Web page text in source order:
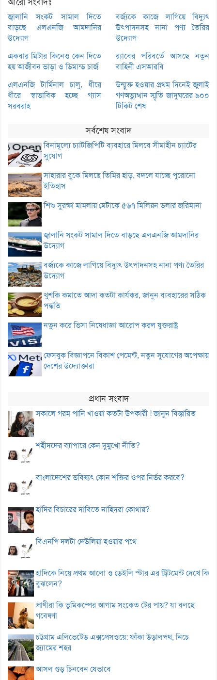
জ্বালানি সংকট সামাল দিতে
বাড়ছে এলএনজি আমদানির
উদ্যোগ
বর্জ্যকে কাজে লাগিয়ে বিদ্যুৎ
উৎপাদনসহ নানা পণ্য তৈরির
উদ্যোগ
একবার মিটার কিনেও কেন দিতে
হয় আজীবন ভাড়া ও ডিমান্ড চার্জ
র‌্যাবের পরিবর্তে আসছে নতুন
বাহিনী এসআরবি
এলএনজি টার্মিনাল চালু, ধীরে
ধীরে স্বাভাবিক হচ্ছে গ্যাস
সরবরাহ
উন্মুক্ত হওয়ার প্রথম দিনেই জুলাই
গণঅভ্যুত্থান স্মৃতি জাদুঘরের ৯০০
টিকিট শেষ
সর্বশেষ সংবাদ
বিনামূল্যে চ্যাটজিপিটি ব্যবহারে মিলবে সীমাহীন চ্যাটের
সুযোগ
সাহারার বুকে মিলছে তিমির হাড়, বদলে যাচ্ছে পুরোনো
ইতিহাস
শিশু সুরক্ষা মামলায় মেটাকে ৫৬৭ মিলিয়ন ডলার জরিমানা
জ্বালানি সংকট সামাল দিতে বাড়ছে এলএনজি আমদানির
উদ্যোগ
বর্জ্যকে কাজে লাগিয়ে বিদ্যুৎ উৎপাদনসহ নানা পণ্য তৈরির
উদ্যোগ
খুশকি কমাতে আদা কতটা কার্যকর, জানুন ব্যবহারের সঠিক
পদ্ধতি
নতুন করে ভিসা নিষেধাজ্ঞা আরোপ করল যুক্তরাষ্ট্র
ফেসবুক বিজ্ঞাপনে বিকাশ পেমেন্ট, নতুন সুযোগের অপেক্ষায়
দেশের উদ্যোক্তারা
প্রধান সংবাদ
সকালে গরম পানি খাওয়া কতটা উপকারী ! জানুন বিস্তারিত
শহীদদের ব্যাপারে কেন দুমুখো নীতি?
বাংলাদেশের ভবিষ্যৎ কোন শক্তির ওপর নির্ভর করবে?
হাদির বিচারের দাবিতে নাহিদরা কোথায়?
বিএনপি দলটা দেউলিয়া হওয়ার পথে
হাদিকে নিয়ে প্রথম আলো ও ডেইলি স্টার এর ট্রিটমেন্ট দেখে কি
বুঝলেন?
প্রাণীরা কি ভূমিকম্পের আগাম সংকেত টের পায়? যা বলছে
গবেষণা
চট্টগ্রাম এলিভেটেড এক্সপ্রেসওয়ে: ফাঁকা উড়ালপথ, নিচে
জ্যামের শহর
আসল গুড় চিনবেন যেভাবে